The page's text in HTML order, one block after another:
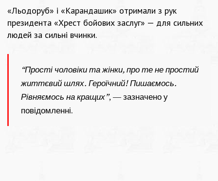
«Льодоруб» і «Карандашик» отримали з рук
президента «Хрест бойових заслуг» — для сильних
людей за сильні вчинки.
“Прості чоловіки та жінки, про те не простий
життєвий шлях. Героїчний! Пишаємось.
Рівняємось на кращих”, — зазначено у
повідомленні.